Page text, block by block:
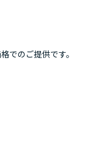
でのご提供です。